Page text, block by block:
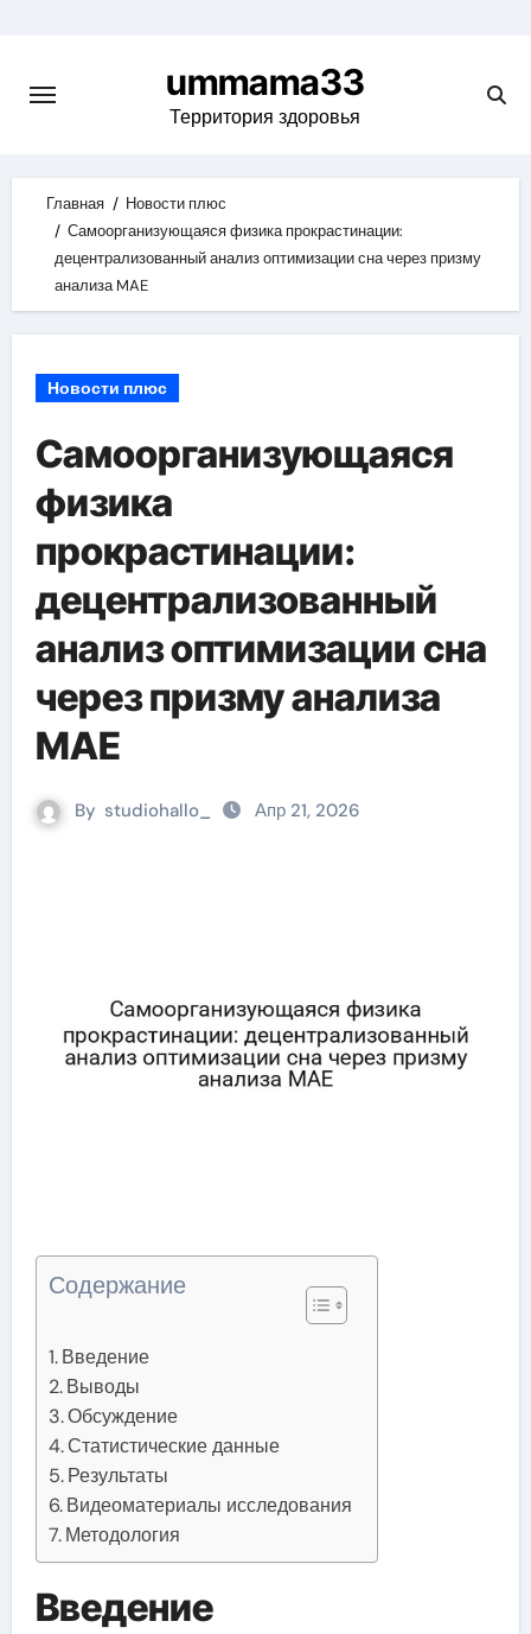
content
ummama33
Территория здоровья
Главная
Новости плюс
Самоорганизующаяся физика прокрастинации:
децентрализованный анализ оптимизации сна через призму
анализа MAE
Новости плюс
Самоорганизующаяся
физика
прокрастинации:
децентрализованный
анализ оптимизации сна
через призму анализа
MAE
By studiohallo_ Апр 21, 2026
Содержание
Введение
Выводы
Обсуждение
Статистические данные
Результаты
Видеоматериалы исследования
Методология
Введение